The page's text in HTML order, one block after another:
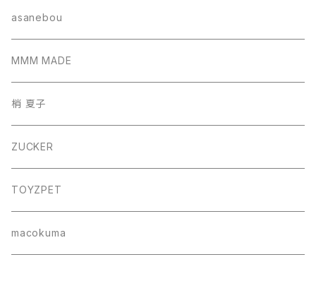
帽子
サコッシュ
巾着バッグ
バッグ
フォトフレーム
懐紙入れ
asanebou
MMM MADE
梢 夏子
ZUCKER
TOYZPET
macokuma